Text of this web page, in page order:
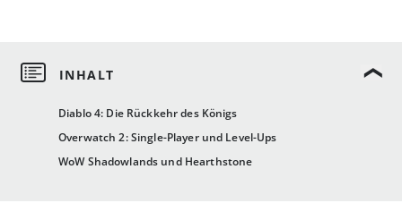
Diablo 4: Die Rückkehr des Königs
Overwatch 2: Single-Player und Level-Ups
WoW Shadowlands und Hearthstone